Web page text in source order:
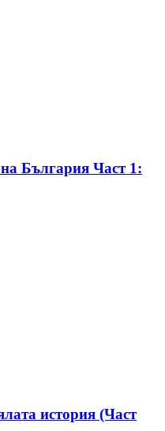
България Част 1:
история (Част